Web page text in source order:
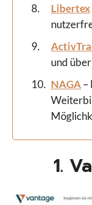
Libertex
und
NAGA–
1.